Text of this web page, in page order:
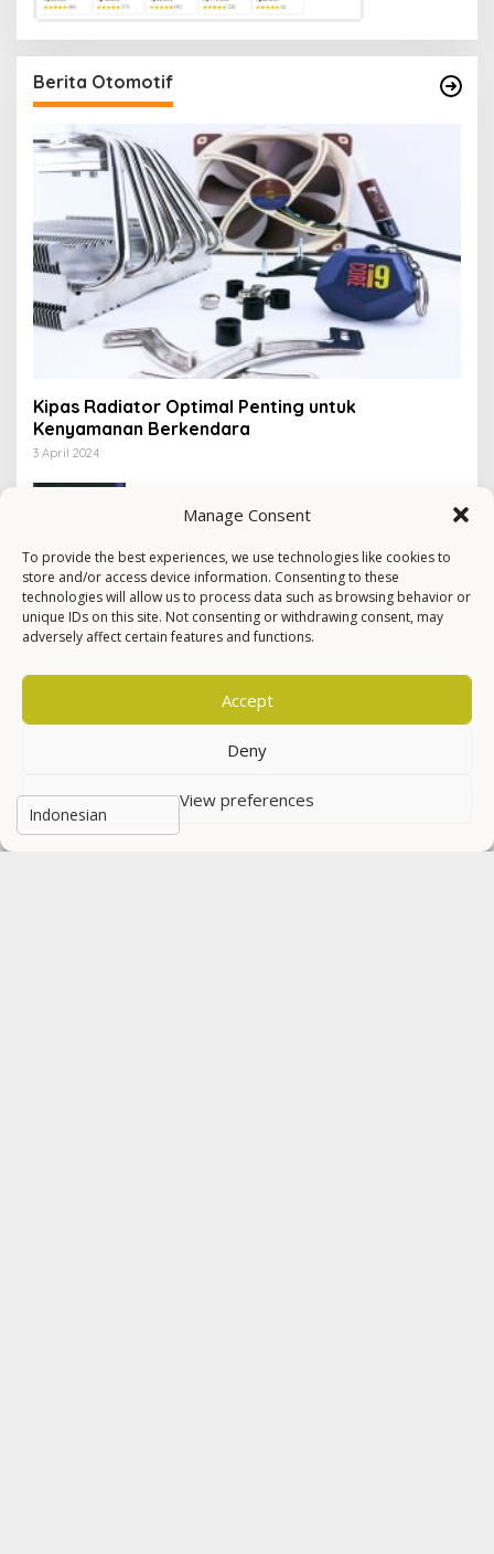
Manage Consent
To provide the best experiences, we use technologies like cookies to
store and/or access device information. Consenting to these
technologies will allow us to process data such as browsing behavior or
unique IDs on this site. Not consenting or withdrawing consent, may
adversely affect certain features and functions.
Accept
Deny
View preferences
Berita Otomotif
Kipas Radiator Optimal Penting untuk
Kenyamanan Berkendara
3 April 2024
Jutaan
Mengatasi Mesin Ngelitik: Identifikasi,
Penyebab, dan Solusi
13 Februari 2024
Denda Rp 750.000 untuk Merokok Saat
Berkendara
12 Februari 2024
Pemeliharaan